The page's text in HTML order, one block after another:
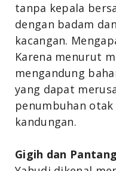
tanpa kepala
dengan badam
kacangan.
Karena menurut
mengandung
yang dapat
penumbuhan
kandungan.
Gigih dan